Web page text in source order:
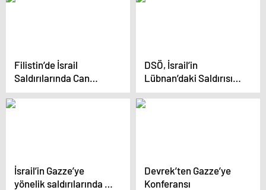
Filistin’de İsrail
Saldırılarında Can
Kaybı 43 Bin 799’a
Yükseldi
DSÖ, İsrail’in
Lübnan’daki Saldırısını
Kınadı
İsrail’in Gazze’ye
yönelik saldırılarında 11
Devrek’ten Gazze’ye
Konferansı